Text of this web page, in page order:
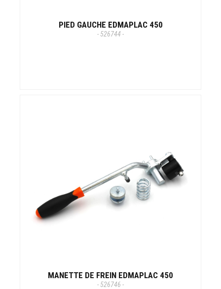
PIED GAUCHE EDMAPLAC 450
- 526744 -
MANETTE DE FREIN EDMAPLAC 450
- 526746 -